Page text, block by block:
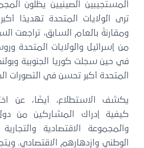
المستجيبين الصينيين يظلون
ترى الولايات المتحدة تهديدًا
ومقارنةً بالعام السابق، تراجعت
من إسرائيل والولايات المتحدة
في حين سجلت كوريا الجنوبية
المتحدة أكبر تحسن في التصورات
يكشف الاستطلاع، أيضًا، عن
كيفية إدراك المشاركين من
والمجموعة الاقتصادية
الوطني وازدهارهم الاقتصادي.